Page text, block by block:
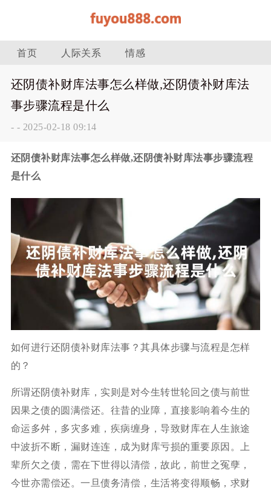
首页 人际关系 情感
还阴债补财库法事怎么样做,还阴债补财库法
事步骤流程是什么
- - 2025-02-18 09:14
还阴债补财库法事怎么样做,还阴债补财库法事步骤流程
是什么
如何进行还阴债补财库法事？其具体步骤与流程是怎样
的？
所谓还阴债补财库，实则是对今生转世轮回之债与前世
因果之债的圆满偿还。往昔的业障，直接影响着今生的
命运多舛，多灾多难，疾病缠身，导致财库在人生旅途
中波折不断，漏财连连，成为财库亏损的重要原因。上
辈所欠之债，需在下世得以清偿，故此，前世之冤孽，
今世亦需偿还。一旦债务清偿，生活将变得顺畅，求财